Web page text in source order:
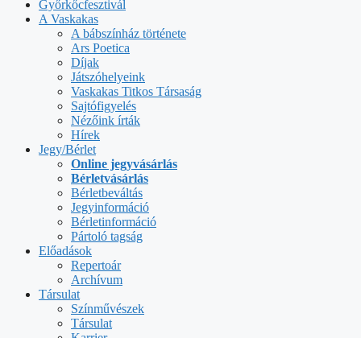
Győrkőcfesztivál
A Vaskakas
A bábszínház története
Ars Poetica
Díjak
Játszóhelyeink
Vaskakas Titkos Társaság
Sajtófigyelés
Nézőink írták
Hírek
Jegy/Bérlet
Online jegyvásárlás
Bérletvásárlás
Bérletbeváltás
Jegyinformáció
Bérletinformáció
Pártoló tagság
Előadások
Repertoár
Archívum
Társulat
Színművészek
Társulat